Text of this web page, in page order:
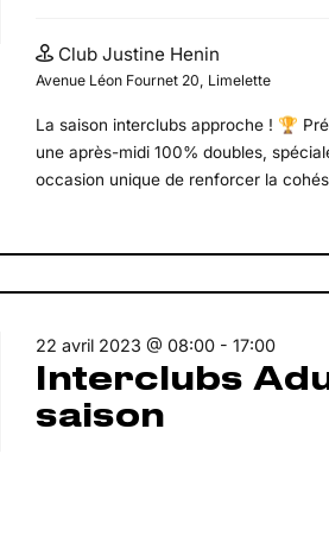
Club Justine Henin
Avenue Léon Fournet 20, Limelette
La saison interclubs approche ! 🏆
une après-midi 100% doubles,
occasion unique de renforcer la
22 avril 2023 @ 08:00 -17:00
Interclubs
saison